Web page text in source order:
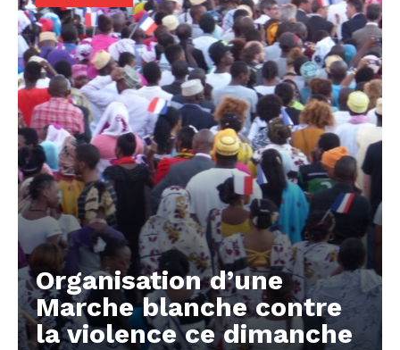
Organisation d’une
Marche blanche contre
la violence ce dimanche